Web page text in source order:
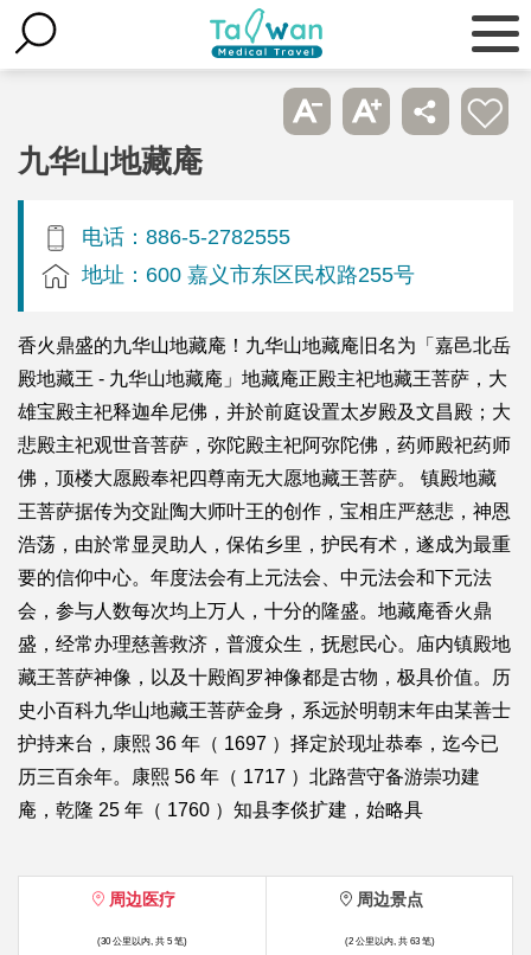
九华山地藏庵
电话：886-5-2782555
地址：600 嘉义市东区民权路255号
香火鼎盛的九华山地藏庵！九华山地藏庵旧名为「嘉邑北岳
殿地藏王 - 九华山地藏庵」地藏庵正殿主祀地藏王菩萨，大
雄宝殿主祀释迦牟尼佛，并於前庭设置太岁殿及文昌殿；大
悲殿主祀观世音菩萨，弥陀殿主祀阿弥陀佛，药师殿祀药师
佛，顶楼大愿殿奉祀四尊南无大愿地藏王菩萨。 镇殿地藏
王菩萨据传为交趾陶大师叶王的创作，宝相庄严慈悲，神恩
浩荡，由於常显灵助人，保佑乡里，护民有术，遂成为最重
要的信仰中心。年度法会有上元法会、中元法会和下元法
会，参与人数每次均上万人，十分的隆盛。地藏庵香火鼎
盛，经常办理慈善救济，普渡众生，抚慰民心。庙内镇殿地
藏王菩萨神像，以及十殿阎罗神像都是古物，极具价值。历
史小百科九华山地藏王菩萨金身，系远於明朝末年由某善士
护持来台，康熙 36 年（ 1697 ）择定於现址恭奉，迄今已
历三百余年。康熙 56 年（ 1717 ）北路营守备游崇功建
庵，乾隆 25 年（ 1760 ）知县李倓扩建，始略具
周边医疗
(30 公里以内, 共 5 笔)
周边景点
(2 公里以内, 共 63 笔)